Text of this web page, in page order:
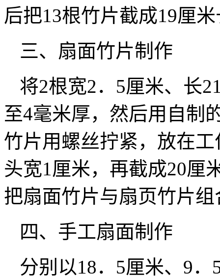
后把13根竹片截成19厘
三、扇面竹片制作
将2根宽2．5厘米、长
至4毫米厚，然后用自制
竹片用螺丝拧紧，放在
头宽1厘米，再截成20厘
把扇面竹片与扇页竹片
四、手工扇面制作
分别以18．5厘米、9